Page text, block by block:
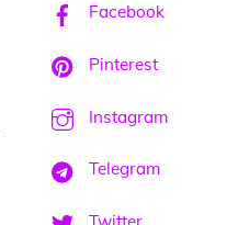
Facebook
Pinterest
Instagram
Telegram